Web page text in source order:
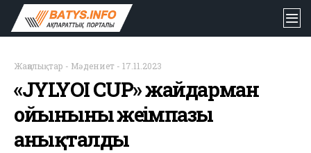
Жаңалықтар - Мәдениет - 17.11.2023
«JYLYOI CUP» жайдарман
ойынының жеңімпазы
анықталды